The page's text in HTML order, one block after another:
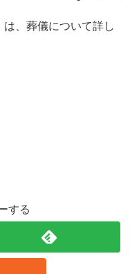
は、葬儀について詳し
する